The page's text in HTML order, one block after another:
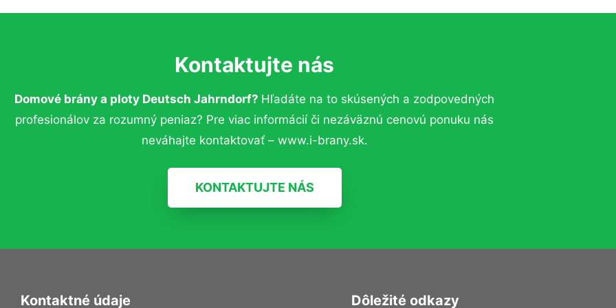
Kontaktujte nás
Domové brány a ploty Deutsch Jahrndorf? Hľadáte na to skúsených a zodpovedných
profesionálov za rozumný peniaz? Pre viac informácií či nezáväznú cenovú ponuku nás
neváhajte kontaktovať – www.i-brany.sk.
KONTAKTUJTE NÁS
Kontaktné údaje Dôležité odkazy